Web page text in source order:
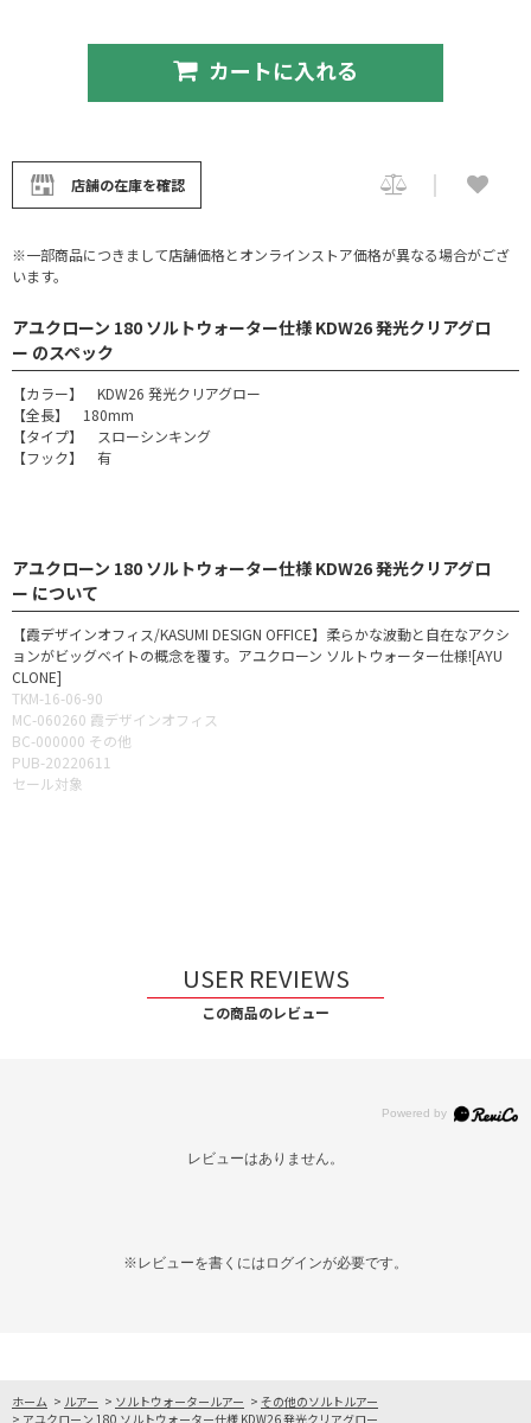
カートに入れる
店舗の在庫を確認
※一部商品につきまして店舗価格とオンラインストア価格が異なる場合がござ
います。
アユクローン 180 ソルトウォーター仕様 KDW26 発光クリアグロ
ー のスペック
【カラー】 KDW26 発光クリアグロー
【全長】 180mm
【タイプ】 スローシンキング
【フック】 有
アユクローン 180 ソルトウォーター仕様 KDW26 発光クリアグロ
ー について
【霞デザインオフィス/KASUMI DESIGN OFFICE】柔らかな波動と自在なアクシ
ョンがビッグベイトの概念を覆す。アユクローン ソルトウォーター仕様![AYU
CLONE]
TKM-16-06-90
MC-060260 霞デザインオフィス
BC-000000 その他
PUB-20220611
セール対象
USER REVIEWS
この商品のレビュー
レビューはありません。
※レビューを書くには ログインが必要です。
ホーム > ルアー > ソルトウォータールアー > その他のソルトルアー
> アユクローン 180 ソルトウォーター仕様 KDW26 発光クリアグロー